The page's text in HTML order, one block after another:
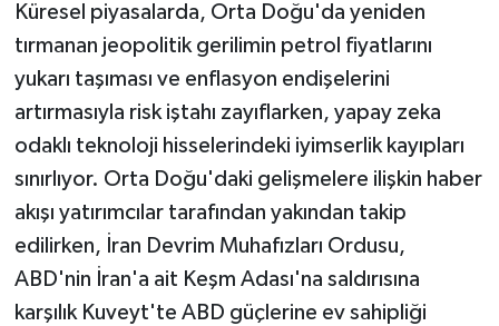
Küresel piyasalarda, Orta Doğu'da yeniden
tırmanan jeopolitik gerilimin petrol fiyatlarını
yukarı taşıması ve enflasyon endişelerini
artırmasıyla risk iştahı zayıflarken, yapay zeka
odaklı teknoloji hisselerindeki iyimserlik kayıpları
sınırlıyor. Orta Doğu'daki gelişmelere ilişkin haber
akışı yatırımcılar tarafından yakından takip
edilirken, İran Devrim Muhafızları Ordusu,
ABD'nin İran'a ait Keşm Adası'na saldırısına
karşılık Kuveyt'te ABD güçlerine ev sahipliği